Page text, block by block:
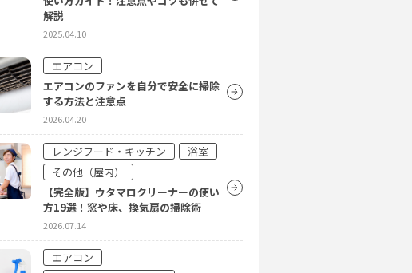
解説
2025.04.10
エアコン
エアコンのファンを自分で安全に掃除
する方法と注意点
2026.04.20
レンジフード・キッチン
浴室
その他（屋内）
【完全版】ウタマロクリーナーの使い
方19選！窓や床、換気扇の掃除術
2026.07.14
エアコン